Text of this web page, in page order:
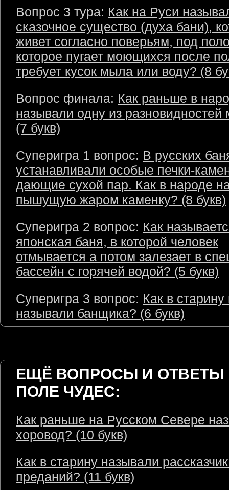
Вопрос 3 тура: Как на Руси
сказочное существо (духа бани),
живет согласно поверьям, под
которое пугает моющихся после
требует кусок мыла или воду? (8
Вопрос финала: Как раньше в
называли одну из разновидностей
(7 букв)
Суперигра 1 вопрос: В русских
устанавливали особые печки-
дающие сухой пар. Как в народе
пышущую жаром каменку? (8 букв)
Суперигра 2 вопрос: Как
японская баня, в которой человек
отмывается а потом залезает в
бассейн с горячей водой? (5 букв)
Суперигра 3 вопрос: Как в
называли банщика? (6 букв)
ЕЩЁ ВОПРОСЫ И ОТВЕТЫ
ПОЛЕ ЧУДЕС:
Как раньше на Русском Севере
хоровод? (10 букв)
Как в старину называли
преданий? (11 букв)